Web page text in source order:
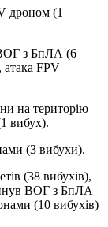
дроном (1
ВОГ з БпЛА (6
атака FPV
на територію
вибух).
(3 вибухи).
(38 вибухів),
ВОГ з БпЛА
(10 вибухів)